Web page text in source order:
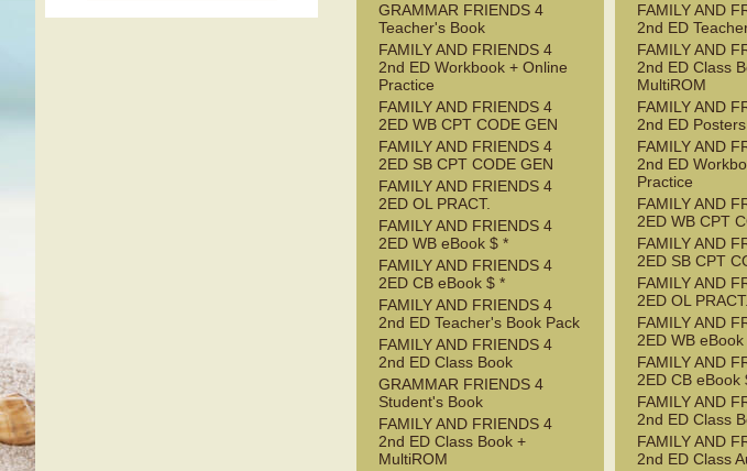
GRAMMAR FRIENDS 4
Teacher's Book
FAMILY AND FRIENDS 4
2nd ED Workbook + Online
Practice
FAMILY AND FRIENDS 4
2ED WB CPT CODE GEN
FAMILY AND FRIENDS 4
2ED SB CPT CODE GEN
FAMILY AND FRIENDS 4
2ED OL PRACT.
FAMILY AND FRIENDS 4
2ED WB eBook $ *
FAMILY AND FRIENDS 4
2ED CB eBook $ *
FAMILY AND FRIENDS 4
2nd ED Teacher's Book Pack
FAMILY AND FRIENDS 4
2nd ED Class Book
GRAMMAR FRIENDS 4
Student's Book
FAMILY AND FRIENDS 4
2nd ED Class Book +
MultiROM
FAMILY AND
2nd ED
FAMILY AND
2nd ED Class
MultiROM
FAMILY AND
2nd ED Posters
FAMILY AND
2nd ED
Practice
FAMILY AND
2ED WB CPT
FAMILY AND
2ED SB CPT
FAMILY AND
2ED OL PRACT.
FAMILY AND
2ED WB eBook
FAMILY AND
2ED CB eBook
FAMILY AND
2nd ED Class
FAMILY AND
2nd ED Class